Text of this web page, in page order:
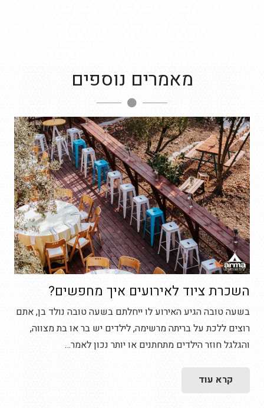
מאמרים נוספים
השכרת ציוד לאירועים איך מחפשים?
בשעה טובה הגיע האירוע לו ייחלתם בשעה טובה נולד בן, אתם
רוצים ללכת על בריתה מרשימה, לילדים יש בר או בת מצווה,
והגלגל חוזר הילדים מתחתנים או יותר נכון לאמר…
קרא עוד